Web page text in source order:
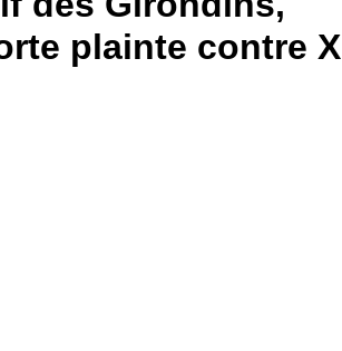
plainte contre X